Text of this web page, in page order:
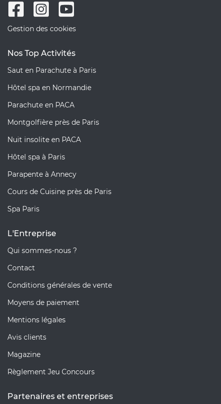
Gestion des cookies
Nos Top Activités
Saut en Parachute à Paris
Hôtel spa en Normandie
Parachute en PACA
Montgolfière près de Paris
Nuit insolite en PACA
Hôtel spa à Paris
Parapente à Annecy
Cours de Cuisine près de Paris
Spa Paris
L'Entreprise
Qui sommes-nous ?
Contact
Conditions générales de vente
Moyens de paiement
Mentions légales
Avis clients
Magazine
Règlement Jeu Concours
Partenaires et entreprises